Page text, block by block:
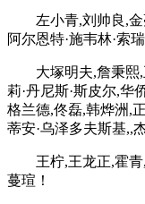
左小青,刘帅良,金
阿尔恩特·施韦林·索
大塚明夫,詹秉熙,
莉·丹尼斯·斯皮尔,华
格兰德,佟磊,韩烨洲,
蒂安·乌泽多夫斯基,,
王柠,王龙正,霍青,
蔓瑄！